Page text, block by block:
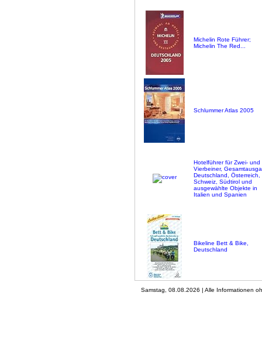
Michelin Rote Führer;
Michelin The Red...
Schlummer Atlas 2005
Hotelführer für Zwei- und
Vierbeiner,
Deutschland, Österreich,
Schweiz, Südtirol und
ausgewählte Objekte in
Italien und Spanien
Bikeline Bett & Bike,
Deutschland
Samstag, 08.08.2026 | Alle Informationen